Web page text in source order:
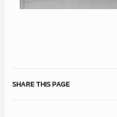
SHARE THIS PAGE